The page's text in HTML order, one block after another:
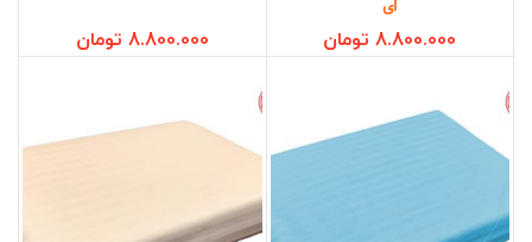
ای
8.800.000 تومان
8.800.000 تومان